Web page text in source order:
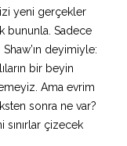
yeni gerçekler
bununla. Sadece
deyimiyle:
bir beyin
Ama evrim
sonra ne var?
sınırlar çizecek